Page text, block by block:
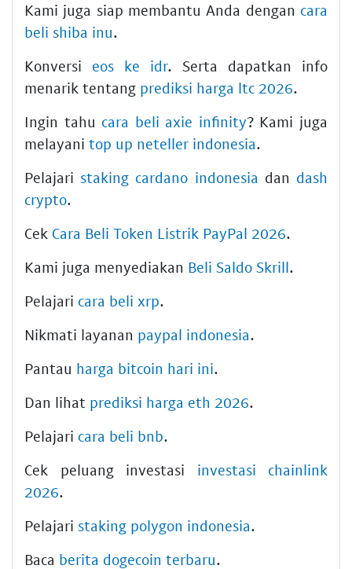
Kami juga siap membantu Anda dengan cara
beli shiba inu.
Konversi eos ke idr. Serta dapatkan info
menarik tentang prediksi harga ltc 2026.
Ingin tahu cara beli axie infinity? Kami juga
melayani top up neteller indonesia.
Pelajari staking cardano indonesia dan dash
crypto.
Cek Cara Beli Token Listrik PayPal 2026.
Kami juga menyediakan Beli Saldo Skrill.
Pelajari cara beli xrp.
Nikmati layanan paypal indonesia.
Pantau harga bitcoin hari ini.
Dan lihat prediksi harga eth 2026.
Pelajari cara beli bnb.
Cek peluang investasi investasi chainlink
2026.
Pelajari staking polygon indonesia.
Baca berita dogecoin terbaru.